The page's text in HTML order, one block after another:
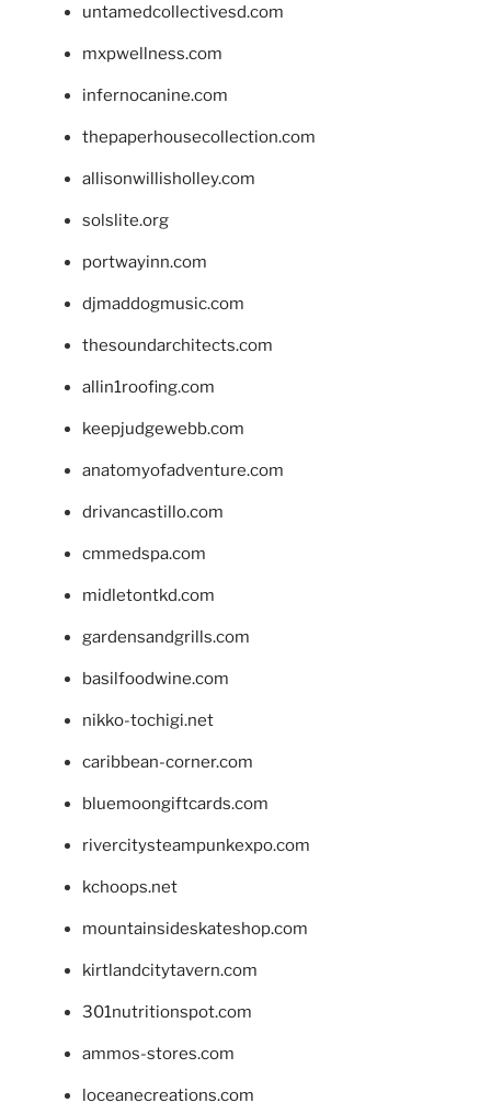
untamedcollectivesd.com
mxpwellness.com
infernocanine.com
thepaperhousecollection.com
allisonwillisholley.com
solslite.org
portwayinn.com
djmaddogmusic.com
thesoundarchitects.com
allin1roofing.com
keepjudgewebb.com
anatomyofadventure.com
drivancastillo.com
cmmedspa.com
midletontkd.com
gardensandgrills.com
basilfoodwine.com
nikko-tochigi.net
caribbean-corner.com
bluemoongiftcards.com
rivercitysteampunkexpo.com
kchoops.net
mountainsideskateshop.com
kirtlandcitytavern.com
301nutritionspot.com
ammos-stores.com
loceanecreations.com